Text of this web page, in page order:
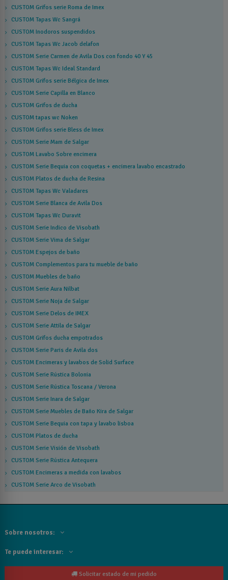
CUSTOM Grifos serie Roma de Imex
CUSTOM Tapas Wc Sangrá
CUSTOM Inodoros suspendidos
CUSTOM Tapas Wc Jacob delafon
CUSTOM Serie Carmen de Avila Dos con fondo 40 Y 45
CUSTOM Tapas Wc Ideal Standard
CUSTOM Grifos serie Bélgica de Imex
CUSTOM Serie Capilla en Blanco
CUSTOM Grifos de ducha
CUSTOM tapas wc Noken
CUSTOM Grifos serie Bless de Imex
CUSTOM Serie Mam de Salgar
CUSTOM Lavabo Sobre encimera
CUSTOM Serie Bequia con coquetas + encimera lavabo encastrado
CUSTOM Platos de ducha de Resina
CUSTOM Tapas Wc Valadares
CUSTOM Serie Blanca de Avila Dos
CUSTOM Tapas Wc Duravit
CUSTOM Serie Indico de Visobath
CUSTOM Serie Vima de Salgar
CUSTOM Espejos de baño
CUSTOM Complementos para tu mueble de baño
CUSTOM Muebles de baño
CUSTOM Serie Aura Nilbat
CUSTOM Serie Noja de Salgar
CUSTOM Serie Delos de IMEX
CUSTOM Serie Attila de Salgar
CUSTOM Grifos ducha empotrados
CUSTOM Serie Paris de Avila dos
CUSTOM Encimeras y lavabos de Solid Surface
CUSTOM Serie Rústica Bolonia
CUSTOM Serie Rústica Toscana / Verona
CUSTOM Serie Inara de Salgar
CUSTOM Serie Muebles de Baño Kira de Salgar
CUSTOM Serie Bequia con tapa y lavabo lisboa
CUSTOM Platos de ducha
CUSTOM Serie Visión de Visobath
CUSTOM Serie Rústica Antequera
CUSTOM Encimeras a medida con lavabos
CUSTOM Serie Arco de Visobath
Sobre nosotros:
Te puede interesar:
Solicitar estado de mi pedido